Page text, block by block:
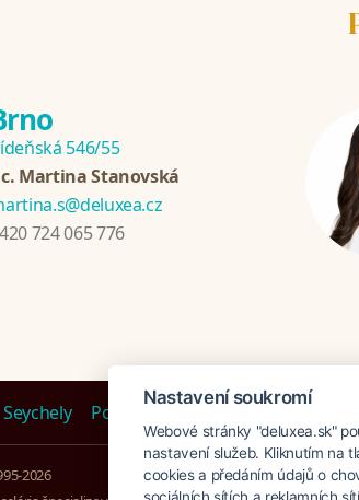
546/55
Martina Stanovská
724 065 776
Seychely Polynézia Emiráty Tanzánia
2026
Nastavení soukromí
Webové stránky "deluxea.sk"
nastavení služeb. Kliknutím na
cookies a předáním údajů o